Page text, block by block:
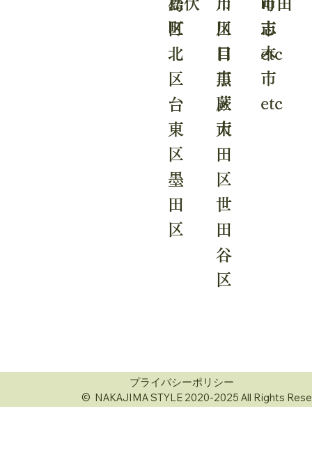
川
区
目
黒
区
大
田
区
世
田
谷
区
島
区
北
区
台
東
区
墨
田
区
町田
市
etc
町
川
口
市
蕨
市
志
木
市
etc
プライバシーポリシー
© NAKAJIMA STYLE 2020-2025 All Rights